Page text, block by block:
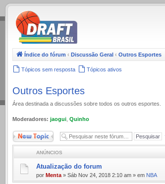
.
Índice do fórum ‹ Discussão Geral ‹ Outros Esportes
Tópicos sem resposta Tópicos ativos
Outros Esportes
Área destinada a discussões sobre todos os outros esportes.
Moderadores: jaogui Quinho
Novo Tópico
ANÚNCIOS
Atualização do forum
por Menta » Sáb Nov 24, 2018 2:10 am » em NBA